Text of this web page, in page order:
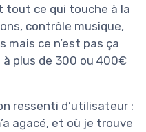
tout ce qui touche à la
contrôle musique,
mais ce n’est pas ça
plus de 300 ou 400€
ressenti d’utilisateur :
agacé, et où je trouve